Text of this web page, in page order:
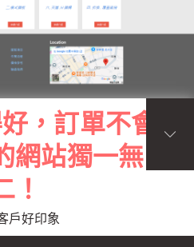
Skip
to
content
，訂單不會
網站獨一無
！
戶好印象